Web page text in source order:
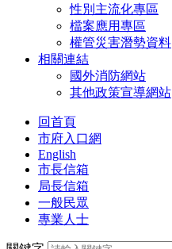
性別主流化專區
檔案應用專區
權管災害潛勢資料
相關連結
國外消防網站
其他政策宣導網站
回首頁
市府入口網
English
市長信箱
局長信箱
一般民眾
專業人士